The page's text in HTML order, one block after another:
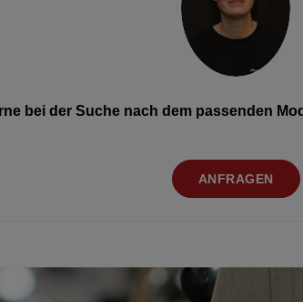
bei der Suche nach dem passenden
ANFRAGEN